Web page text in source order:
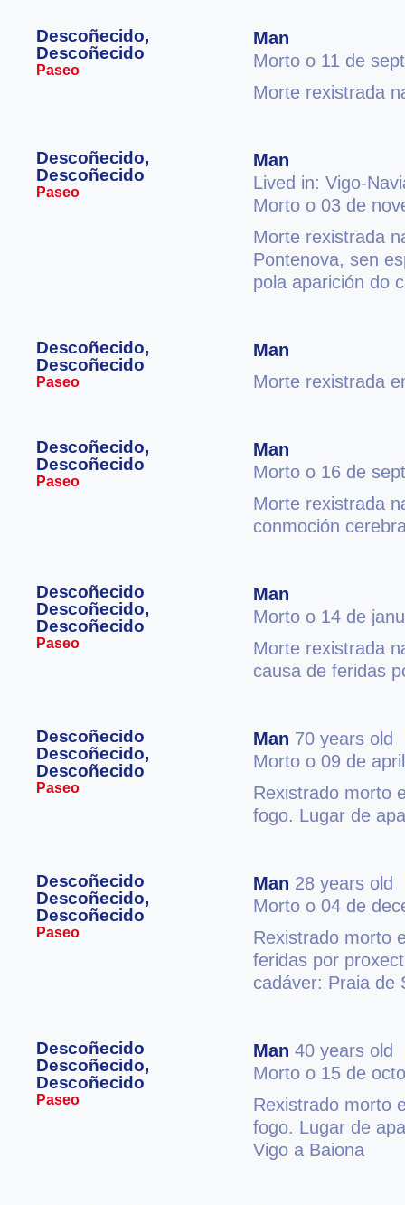
Descoñecido,
Descoñecido
Paseo
Man
Morto o 11 de
Morte rexistrada
Descoñecido,
Descoñecido
Paseo
Man
Lived in: Vigo-
Morto o 03 de
Morte rexistrada
Pontenova, sen
pola aparición do
Descoñecido,
Descoñecido
Paseo
Man
Morte rexistrada
Descoñecido,
Descoñecido
Paseo
Man
Morto o 16 de
Morte rexistrada
conmoción
Descoñecido
Descoñecido,
Descoñecido
Paseo
Man
Morto o 14 de
Morte rexistrada
causa de feridas
Descoñecido
Descoñecido,
Descoñecido
Paseo
Man 70 years old
Morto o 09 de
Rexistrado morto
fogo. Lugar de
Descoñecido
Descoñecido,
Descoñecido
Paseo
Man 28 years old
Morto o 04 de
Rexistrado morto
feridas por
cadáver: Praia de
Descoñecido
Descoñecido,
Descoñecido
Paseo
Man 40 years old
Morto o 15 de
Rexistrado morto
fogo. Lugar de
Vigo a Baiona